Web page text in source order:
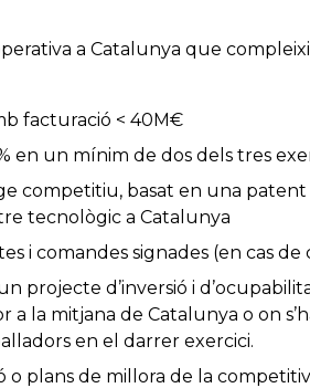
a Catalunya que
facturació < 40M€
un mínim de dos dels tres
competitiu, basat en una
tecnològic a Catalunya
i comandes signades (en cas de
d’inversió i
a la mitjana de Catalunya o on
en el darrer exercici.
o plans de millora de la